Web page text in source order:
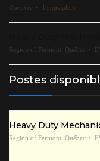
d'oeuvre
Temps-plein
Region of Fermont, Québec
Postes
Heavy Duty
Region of Fermont, Québec